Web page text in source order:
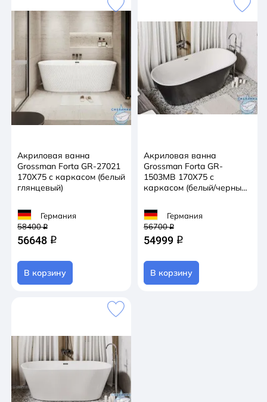
Акриловая ванна
Grossman Forta GR-27021
170X75 с каркасом (белый
глянцевый)
Германия
58400q
56648 q
В корзину
Акриловая ванна
Grossman Forta GR-
1503MB 170X75 с
каркасом (белый/черный
Германия
56700q
54999 q
В корзину